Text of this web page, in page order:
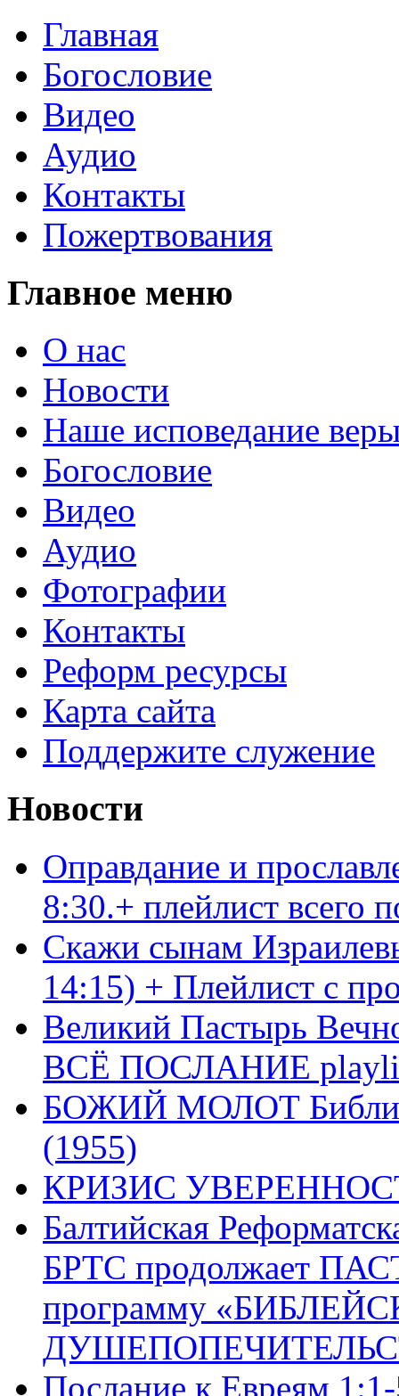
Главная
Богословие
Видео
Аудио
Контакты
Пожертвования
Главное меню
О нас
Новости
Наше исповедание
Богословие
Видео
Аудио
Фотографии
Контакты
Реформ ресурсы
Карта сайта
Поддержите служение
Новости
Оправдание и
8:30.+ плейлист
Скажи сынам
14:15) + Плейлист с
Великий Пастырь
ВСЁ ПОСЛАНИЕ
БОЖИЙ МОЛОТ Библия
(1955)
КРИЗИС
Балтийская
БРТС продолжает
программу
Послание к Евреям